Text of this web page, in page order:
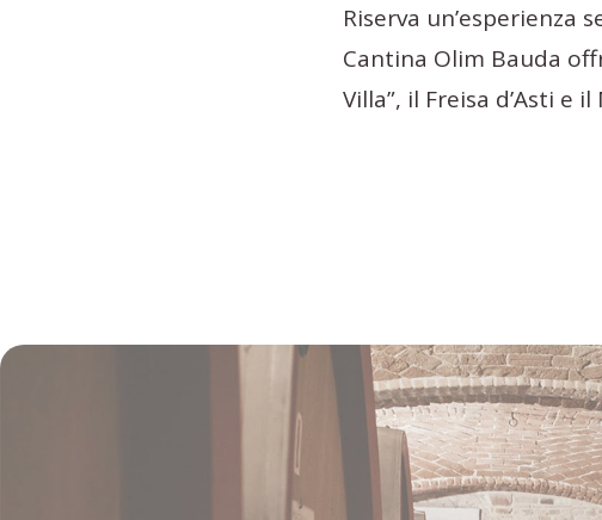
Riserva un’esperienza
Cantina Olim Bauda
Villa”, il Freisa d’Asti e